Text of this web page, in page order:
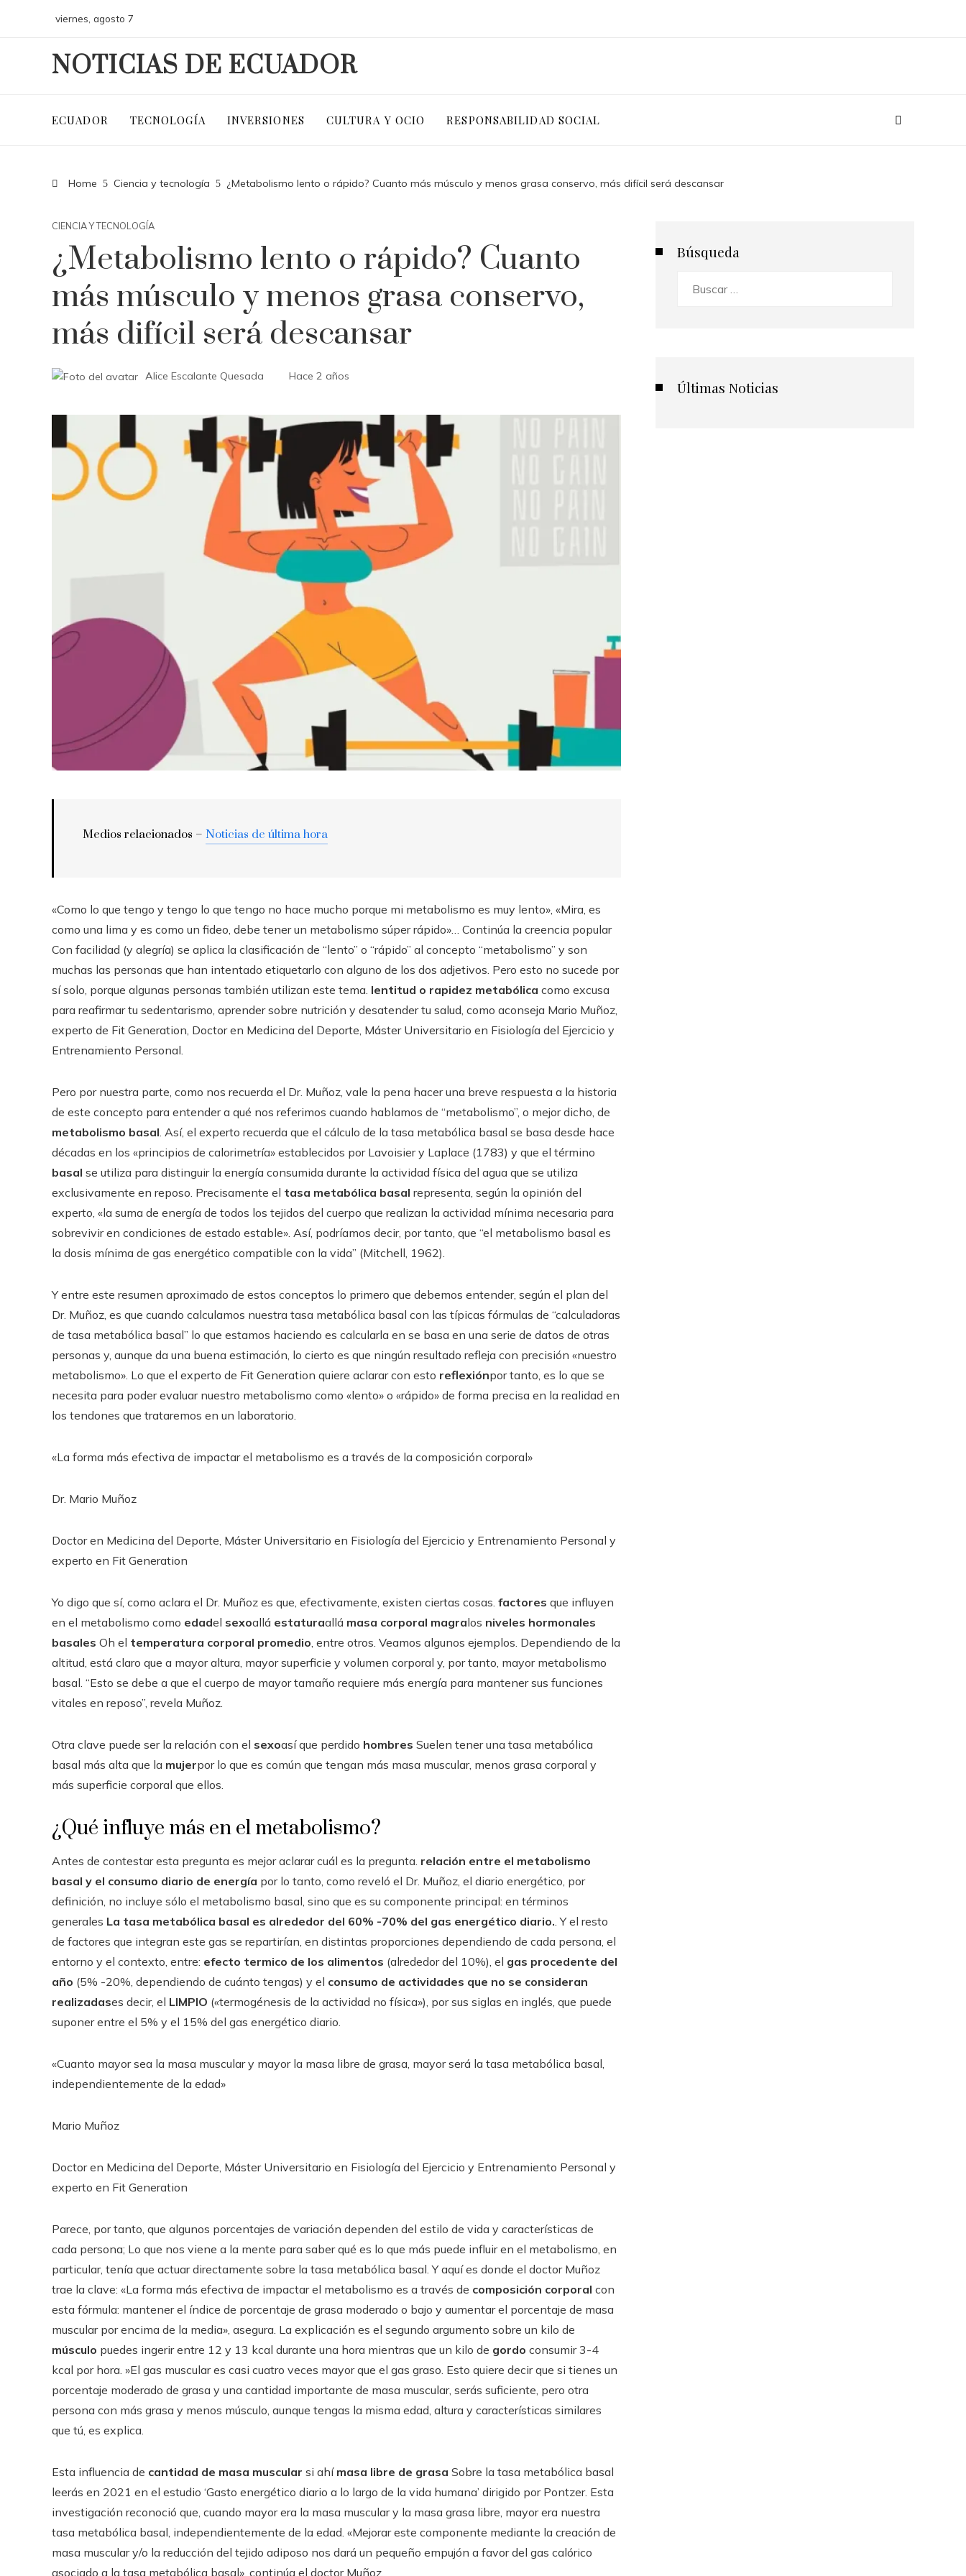
viernes, agosto 7
NOTICIAS DE ECUADOR
ECUADOR TECNOLOGÍA INVERSIONES CULTURA Y OCIO RESPONSABILIDAD SOCIAL
Home Ciencia y tecnología ¿Metabolismo lento o rápido? Cuanto más músculo y menos grasa conservo, más difícil será descansar
CIENCIA Y TECNOLOGÍA
¿Metabolismo lento o rápido? Cuanto
más músculo y menos grasa conservo,
más difícil será descansar
Alice Escalante Quesada Hace 2 años
Medios relacionados – Noticias de última hora
«Como lo que tengo y tengo lo que tengo no hace mucho porque mi metabolismo es muy lento», «Mira, es
como una lima y es como un fideo, debe tener un metabolismo súper rápido»… Continúa la creencia popular
Con facilidad (y alegría) se aplica la clasificación de “lento” o “rápido” al concepto “metabolismo” y son
muchas las personas que han intentado etiquetarlo con alguno de los dos adjetivos. Pero esto no sucede por
sí solo, porque algunas personas también utilizan este tema. lentitud o rapidez metabólica como excusa
para reafirmar tu sedentarismo, aprender sobre nutrición y desatender tu salud, como aconseja Mario Muñoz,
experto de Fit Generation, Doctor en Medicina del Deporte, Máster Universitario en Fisiología del Ejercicio y
Entrenamiento Personal.
Pero por nuestra parte, como nos recuerda el Dr. Muñoz, vale la pena hacer una breve respuesta a la historia
de este concepto para entender a qué nos referimos cuando hablamos de “metabolismo”, o mejor dicho, de
metabolismo basal . Así, el experto recuerda que el cálculo de la tasa metabólica basal se basa desde hace
décadas en los «principios de calorimetría» establecidos por Lavoisier y Laplace (1783) y que el término
basal se utiliza para distinguir la energía consumida durante la actividad física del agua que se utiliza
exclusivamente en reposo. Precisamente el tasa metabólica basal representa, según la opinión del
experto, «la suma de energía de todos los tejidos del cuerpo que realizan la actividad mínima necesaria para
sobrevivir en condiciones de estado estable». Así, podríamos decir, por tanto, que “el metabolismo basal es
la dosis mínima de gas energético compatible con la vida” (Mitchell, 1962).
Y entre este resumen aproximado de estos conceptos lo primero que debemos entender, según el plan del
Dr. Muñoz, es que cuando calculamos nuestra tasa metabólica basal con las típicas fórmulas de “calculadoras
de tasa metabólica basal” lo que estamos haciendo es calcularla en se basa en una serie de datos de otras
personas y, aunque da una buena estimación, lo cierto es que ningún resultado refleja con precisión «nuestro
metabolismo». Lo que el experto de Fit Generation quiere aclarar con esto reflexiónpor tanto, es lo que se
necesita para poder evaluar nuestro metabolismo como «lento» o «rápido» de forma precisa en la realidad en
los tendones que trataremos en un laboratorio.
«La forma más efectiva de impactar el metabolismo es a través de la composición corporal»
Dr. Mario Muñoz
Doctor en Medicina del Deporte, Máster Universitario en Fisiología del Ejercicio y Entrenamiento Personal y
experto en Fit Generation
Yo digo que sí, como aclara el Dr. Muñoz es que, efectivamente, existen ciertas cosas. factores que influyen
en el metabolismo como edadel sexoallá estaturaallá masa corporal magralos niveles hormonales
basales Oh el temperatura corporal promedio , entre otros. Veamos algunos ejemplos. Dependiendo de la
altitud, está claro que a mayor altura, mayor superficie y volumen corporal y, por tanto, mayor metabolismo
basal. “Esto se debe a que el cuerpo de mayor tamaño requiere más energía para mantener sus funciones
vitales en reposo”, revela Muñoz.
Otra clave puede ser la relación con el sexoasí que perdido hombres Suelen tener una tasa metabólica
basal más alta que la mujerpor lo que es común que tengan más masa muscular, menos grasa corporal y
más superficie corporal que ellos.
¿Qué influye más en el metabolismo?
Antes de contestar esta pregunta es mejor aclarar cuál es la pregunta. relación entre el metabolismo
basal y el consumo diario de energía por lo tanto, como reveló el Dr. Muñoz, el diario energético, por
definición, no incluye sólo el metabolismo basal, sino que es su componente principal: en términos
generales La tasa metabólica basal es alrededor del 60% -70% del gas energético diario. . Y el resto
de factores que integran este gas se repartirían, en distintas proporciones dependiendo de cada persona, el
entorno y el contexto, entre: efecto termico de los alimentos (alrededor del 10%), el gas procedente del
año (5% -20%, dependiendo de cuánto tengas) y el consumo de actividades que no se consideran
realizadases decir, el LIMPIO («termogénesis de la actividad no física»), por sus siglas en inglés, que puede
suponer entre el 5% y el 15% del gas energético diario.
«Cuanto mayor sea la masa muscular y mayor la masa libre de grasa, mayor será la tasa metabólica basal,
independientemente de la edad»
Mario Muñoz
Doctor en Medicina del Deporte, Máster Universitario en Fisiología del Ejercicio y Entrenamiento Personal y
experto en Fit Generation
Parece, por tanto, que algunos porcentajes de variación dependen del estilo de vida y características de
cada persona; Lo que nos viene a la mente para saber qué es lo que más puede influir en el metabolismo, en
particular, tenía que actuar directamente sobre la tasa metabólica basal. Y aquí es donde el doctor Muñoz
trae la clave: «La forma más efectiva de impactar el metabolismo es a través de composición corporal con
esta fórmula: mantener el índice de porcentaje de grasa moderado o bajo y aumentar el porcentaje de masa
muscular por encima de la media», asegura. La explicación es el segundo argumento sobre un kilo de
músculo puedes ingerir entre 12 y 13 kcal durante una hora mientras que un kilo de gordo consumir 3-4
kcal por hora. »El gas muscular es casi cuatro veces mayor que el gas graso. Esto quiere decir que si tienes un
porcentaje moderado de grasa y una cantidad importante de masa muscular, serás suficiente, pero otra
persona con más grasa y menos músculo, aunque tengas la misma edad, altura y características similares
que tú, es explica.
Esta influencia de cantidad de masa muscular si ahí masa libre de grasa Sobre la tasa metabólica basal
leerás en 2021 en el estudio ‘Gasto energético diario a lo largo de la vida humana’ dirigido por Pontzer. Esta
investigación reconoció que, cuando mayor era la masa muscular y la masa grasa libre, mayor era nuestra
tasa metabólica basal, independientemente de la edad. «Mejorar este componente mediante la creación de
masa muscular y/o la reducción del tejido adiposo nos dará un pequeño empujón a favor del gas calórico
asociado a la tasa metabólica basal», continúa el doctor Muñoz.
Búsqueda
Últimas Noticias